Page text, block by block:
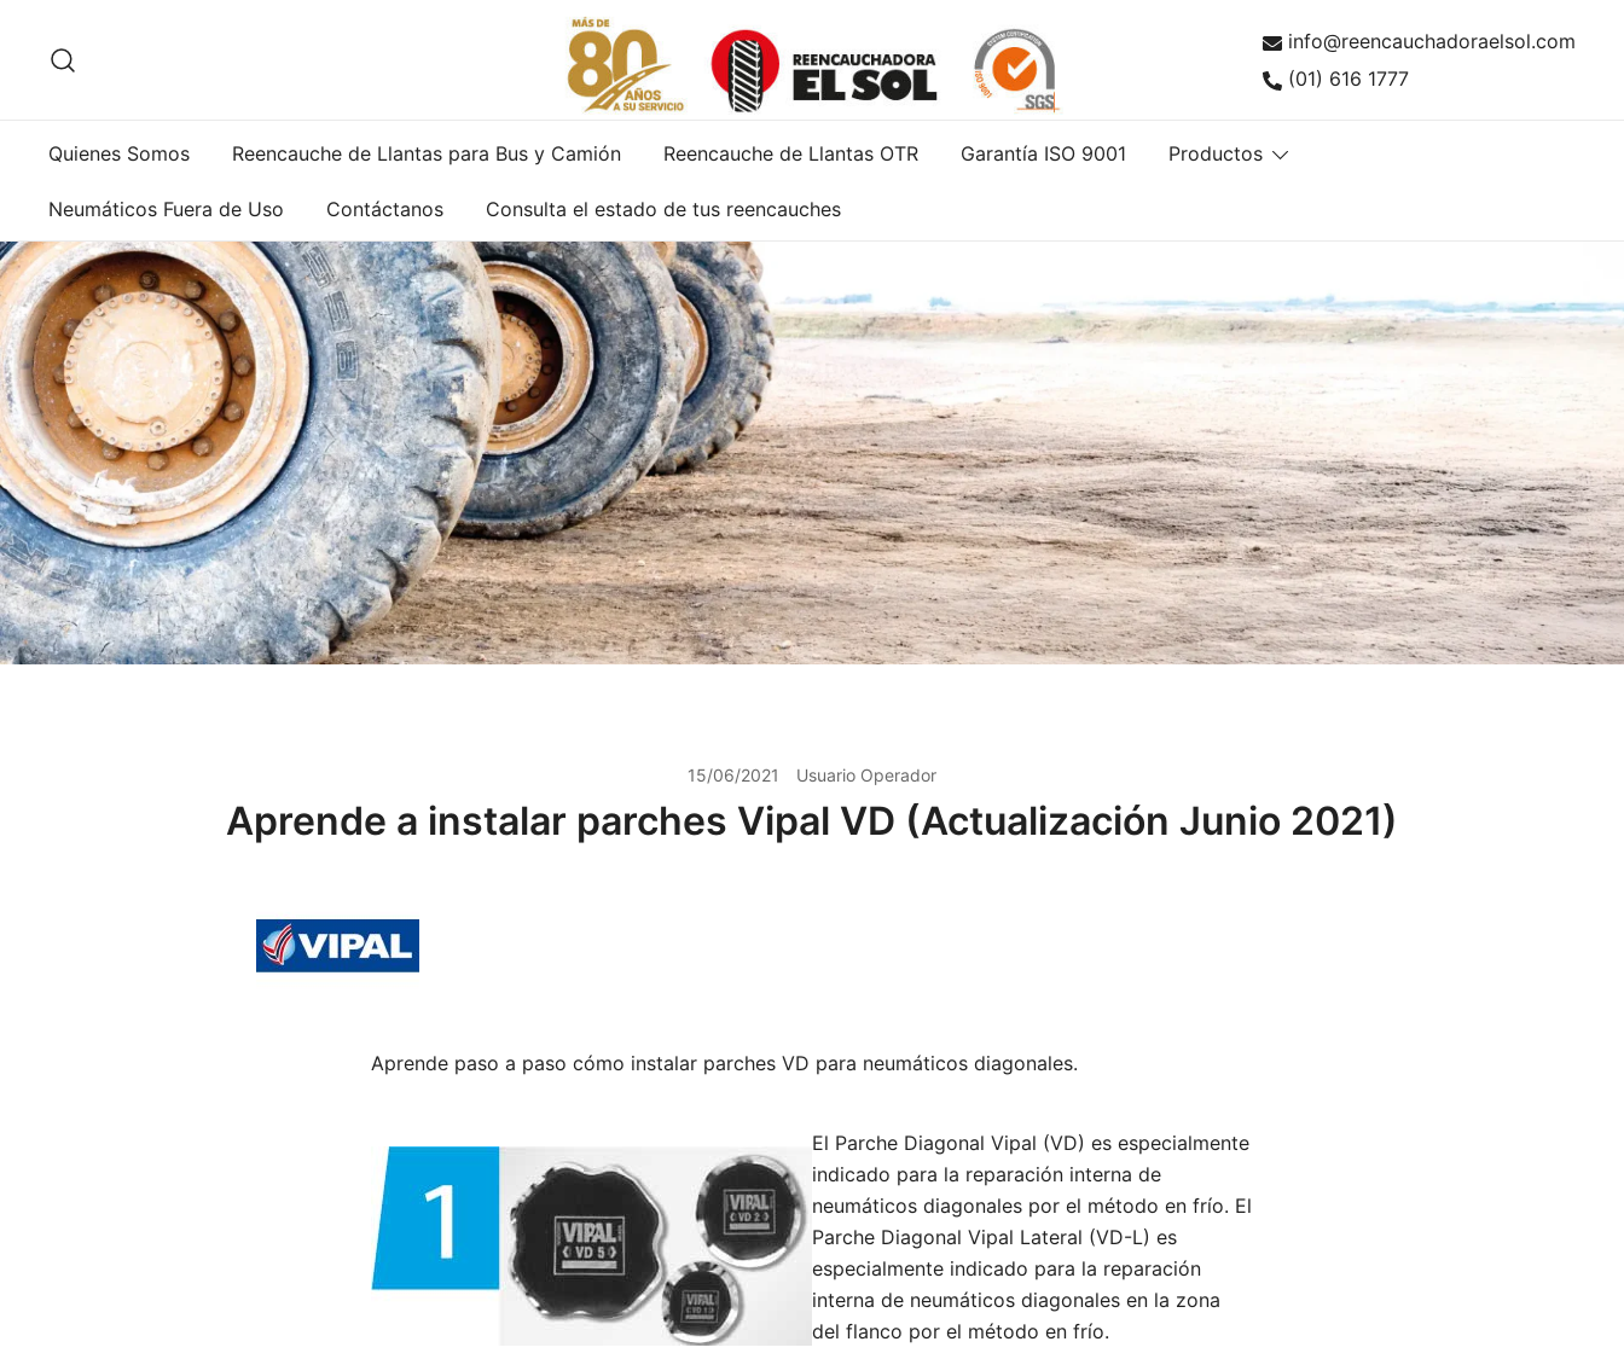
contenido
Reencauchadora el Sol – Reencauche de llantas con Calidad ISO 9001
Servicio de reparación y reencauche de llantas con garantía ISO 9001
info@reencauchadoraelsol.com
(01) 616 1777
Quienes Somos Reencauche de Llantas para Bus y Camión Reencauche de Llantas OTR Garantía ISO 9001 Productos
Neumáticos Fuera de Uso Contáctanos Consulta el estado de tus reencauches
15/06/2021 Usuario Operador
Aprende a instalar parches Vipal VD (Actualización Junio 2021)
Aprende paso a paso cómo instalar parches VD para neumáticos diagonales.
El Parche Diagonal Vipal (VD) es especialmente
indicado para la reparación interna de
neumáticos diagonales por el método en frío. El
Parche Diagonal Vipal Lateral (VD-L) es
especialmente indicado para la reparación
interna de neumáticos diagonales en la zona
del flanco por el método en frío.